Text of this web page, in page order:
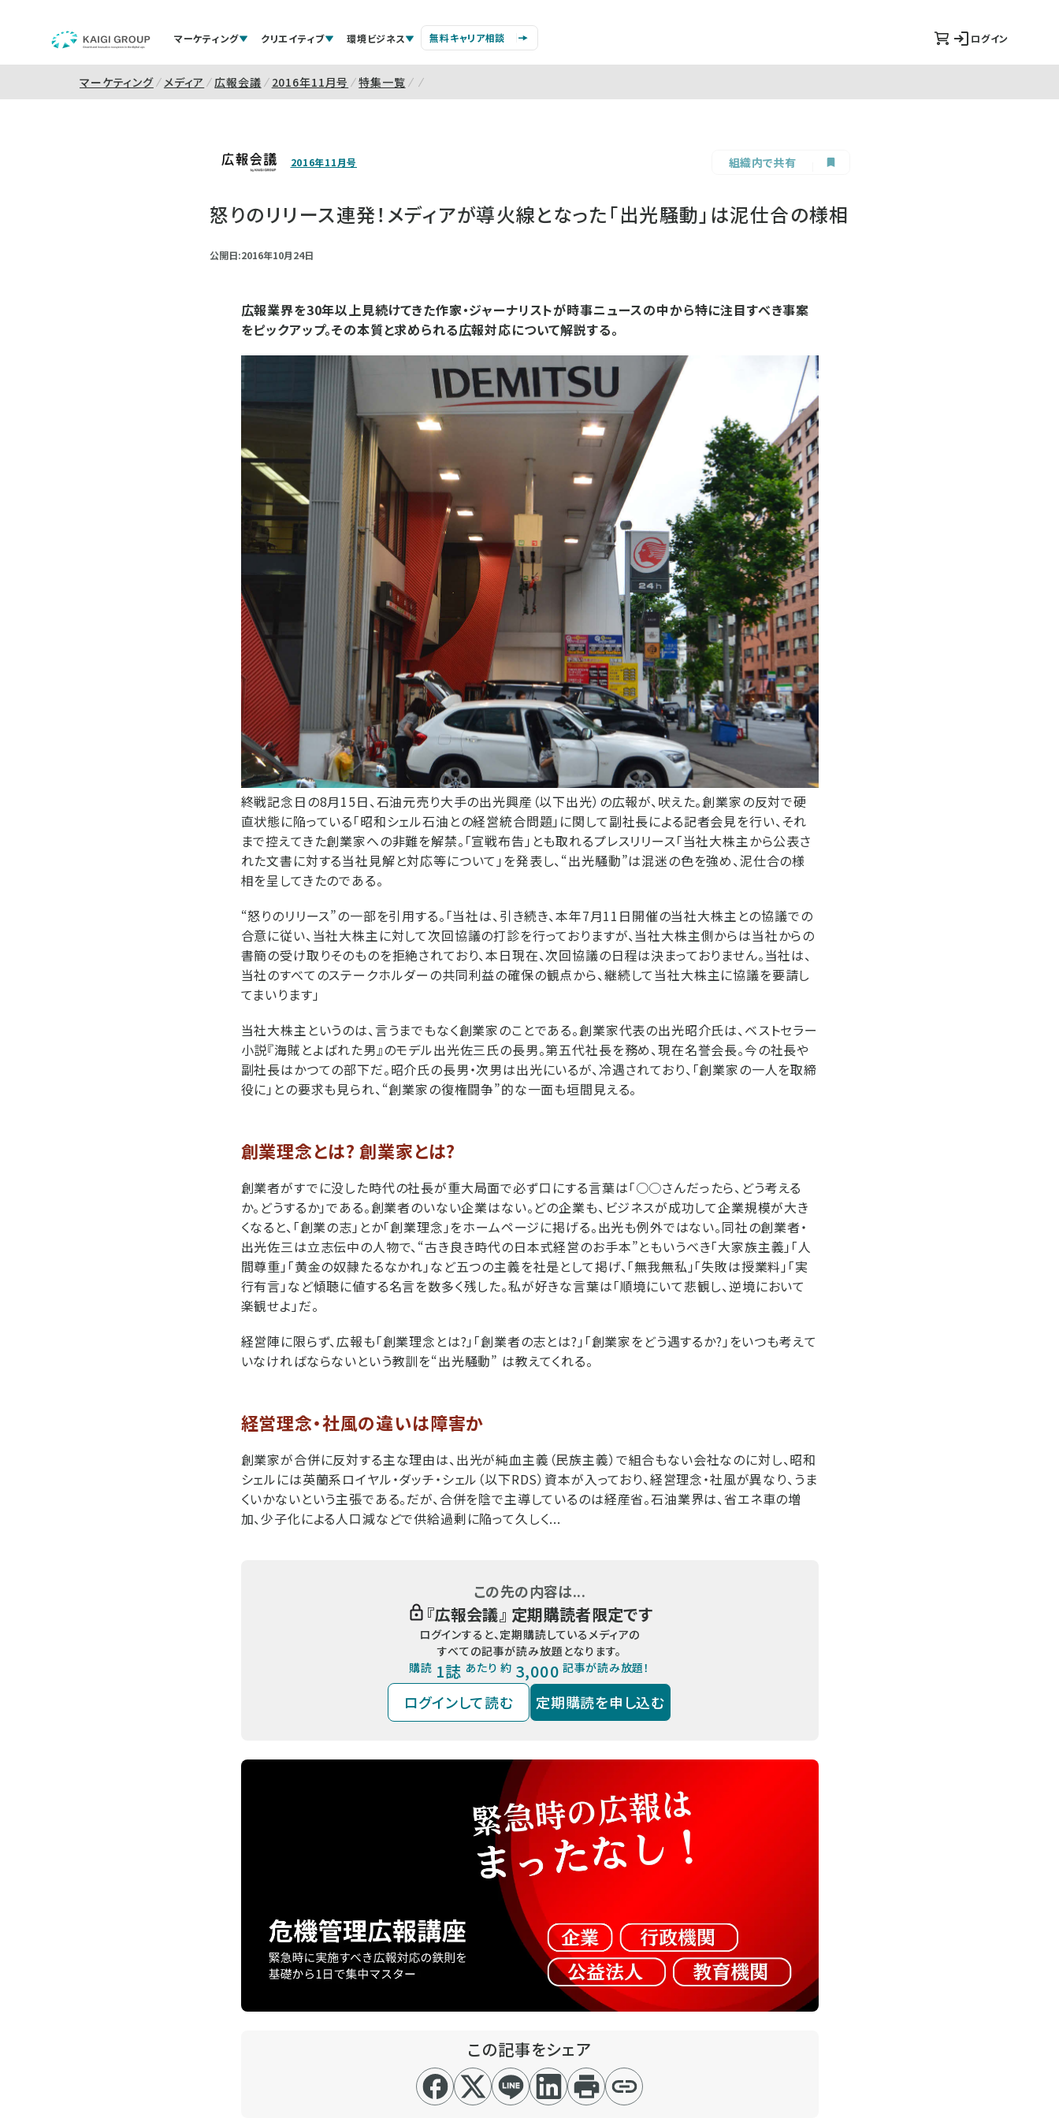
マーケティング クリエイティブ 環境ビジネス 無料キャリア相談 ログイン
マーケティング メディア 広報会議 2016年11月号 特集一覧
2016年11月号 組織内で共有
怒りのリリース連発！メディアが導火線となった「出光騒動」は泥仕合の様相
公開日:2016年10月24日
広報業界を30年以上見続けてきた作家・ジャーナリストが時事ニュースの中から特に注目すべき事案
をピックアップ。その本質と求められる広報対応について解説する。
終戦記念日の8月15日、石油元売り大手の出光興産（以下出光）の広報が、吠えた。創業家の反対で硬
直状態に陥っている「昭和シェル石油との経営統合問題」に関して副社長による記者会見を行い、それ
まで控えてきた創業家への非難を解禁。「宣戦布告」とも取れるプレスリリース「当社大株主から公表さ
れた文書に対する当社見解と対応等について」を発表し、“出光騒動”は混迷の色を強め、泥仕合の様
相を呈してきたのである。
“怒りのリリース”の一部を引用する。「当社は、引き続き、本年7月11日開催の当社大株主との協議での
合意に従い、当社大株主に対して次回協議の打診を行っておりますが、当社大株主側からは当社からの
書簡の受け取りそのものを拒絶されており、本日現在、次回協議の日程は決まっておりません。当社は、
当社のすべてのステークホルダーの共同利益の確保の観点から、継続して当社大株主に協議を要請し
てまいります」
当社大株主というのは、言うまでもなく創業家のことである。創業家代表の出光昭介氏は、ベストセラー
小説『海賊とよばれた男』のモデル出光佐三氏の長男。第五代社長を務め、現在名誉会長。今の社長や
副社長はかつての部下だ。昭介氏の長男・次男は出光にいるが、冷遇されており、「創業家の一人を取締
役に」との要求も見られ、“創業家の復権闘争”的な一面も垣間見える。
創業理念とは? 創業家とは?
創業者がすでに没した時代の社長が重大局面で必ず口にする言葉は「○○さんだったら、どう考える
か。どうするか」である。創業者のいない企業はない。どの企業も、ビジネスが成功して企業規模が大き
くなると、「創業の志」とか「創業理念」をホームページに掲げる。出光も例外ではない。同社の創業者・
出光佐三は立志伝中の人物で、“古き良き時代の日本式経営のお手本”ともいうべき「大家族主義」「人
間尊重」「黄金の奴隷たるなかれ」など五つの主義を社是として掲げ、「無我無私」「失敗は授業料」「実
行有言」など傾聴に値する名言を数多く残した。私が好きな言葉は「順境にいて悲観し、逆境において
楽観せよ」だ。
経営陣に限らず、広報も「創業理念とは?」「創業者の志とは?」「創業家をどう遇するか?」をいつも考えて
いなければならないという教訓を“出光騒動” は教えてくれる。
経営理念・社風の違いは障害か
創業家が合併に反対する主な理由は、出光が純血主義（民族主義）で組合もない会社なのに対し、昭和
シェルには英蘭系ロイヤル・ダッチ・シェル（以下RDS）資本が入っており、経営理念・社風が異なり、うま
くいかないという主張である。だが、合併を陰で主導しているのは経産省。石油業界は、省エネ車の増
加、少子化による人口減などで供給過剰に陥って久しく...
この先の内容は...
『広報会議』 定期購読者限定です
ログインすると、定期購読しているメディアの
すべての記事が読み放題となります。
購読 1誌 あたり 約 3,000 記事が読み放題！
ログインして読む 定期購読を申し込む
この記事をシェア